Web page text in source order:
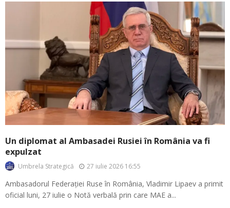
Un diplomat al Ambasadei Rusiei în România va fi
expulzat
Umbrela Strategică 27 iulie 2026 16:55
Ambasadorul Federației Ruse în România, Vladimir Lipaev a primit
oficial luni, 27 iulie o Notă verbală prin care MAE a...